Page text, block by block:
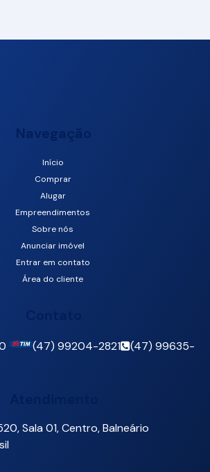
Navegação
Início
Comprar
Alugar
Empreendimentos
Sobre nós
Anunciar imóvel
Entrar em contato
Área do cliente
(47) 99204-2821
(47) 99635-
,Sala 01,Centro,Balneário